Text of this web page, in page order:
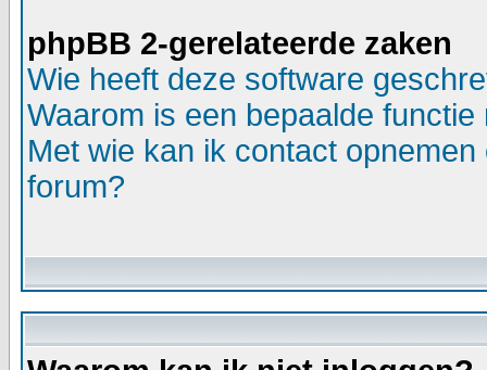
phpBB 2-gerelateerde zaken
Wie heeft deze software
Waarom is een bepaalde
Met wie kan ik contact
forum?